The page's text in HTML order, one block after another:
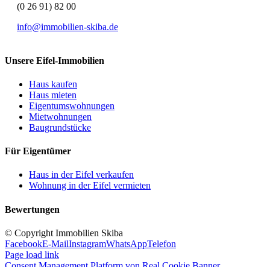
(0 26 91) 82 00
info@immobilien-skiba.de
Unsere Eifel-Immobilien
Haus kaufen
Haus mieten
Eigentumswohnungen
Mietwohnungen
Baugrundstücke
Für Eigentümer
Haus in der Eifel verkaufen
Wohnung in der Eifel vermieten
Bewertungen
© Copyright Immobilien Skiba
FacebookE-MailInstagramWhatsAppTelefon
Page load link